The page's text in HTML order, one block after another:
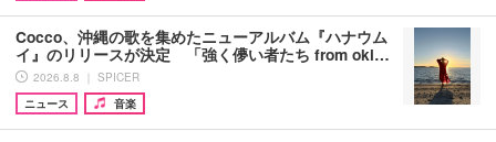
Cocco、沖縄の歌を集めたニューアルバム『ハナウム
イ』のリリースが決定 「強く儚い者たち from oki…
2026.8.8 ｜ SPICER
ニュース
音楽